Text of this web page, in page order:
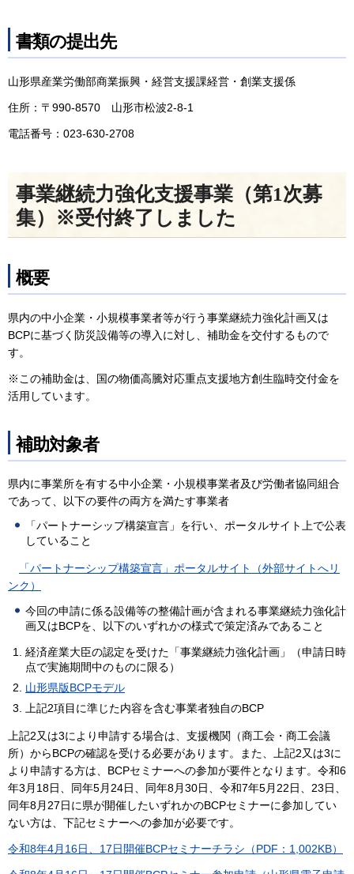
書類の提出先
山形県産業労働部商業振興・経営支援課経営・創業支援係
住所：〒990-8570 山形市松波2-8-1
電話番号：023-630-2708
事業継続力強化支援事業（第1次募
集）※受付終了しました
概要
県内の中小企業・小規模事業者等が行う事業継続力強化計画又は
BCPに基づく防災設備等の導入に対し、補助金を交付するもので
す。
※この補助金は、国の物価高騰対応重点支援地方創生臨時交付金を
活用しています。
補助対象者
県内に事業所を有する中小企業・小規模事業者及び労働者協同組合
であって、以下の要件の両方を満たす事業者
「パートナーシップ構築宣言」を行い、ポータルサイト上で公表
していること
「パートナーシップ構築宣言」ポータルサイト（外部サイトへリ
ンク）
今回の申請に係る設備等の整備計画が含まれる事業継続力強化計
画又はBCPを、以下のいずれかの様式で策定済みであること
経済産業大臣の認定を受けた「事業継続力強化計画」（申請日時
点で実施期間中のものに限る）
山形県版BCPモデル
上記2項目に準じた内容を含む事業者独自のBCP
上記2又は3により申請する場合は、支援機関（商工会・商工会議
所）からBCPの確認を受ける必要があります。また、上記2又は3に
より申請する方は、BCPセミナーへの参加が要件となります。令和6
年3月18日、同年5月24日、同年8月30日、令和7年5月22日、23日、
同年8月27日に県が開催したいずれかのBCPセミナーに参加してい
ない方は、下記セミナーへの参加が必要です。
令和8年4月16日、17日開催BCPセミナーチラシ（PDF：1,002KB）